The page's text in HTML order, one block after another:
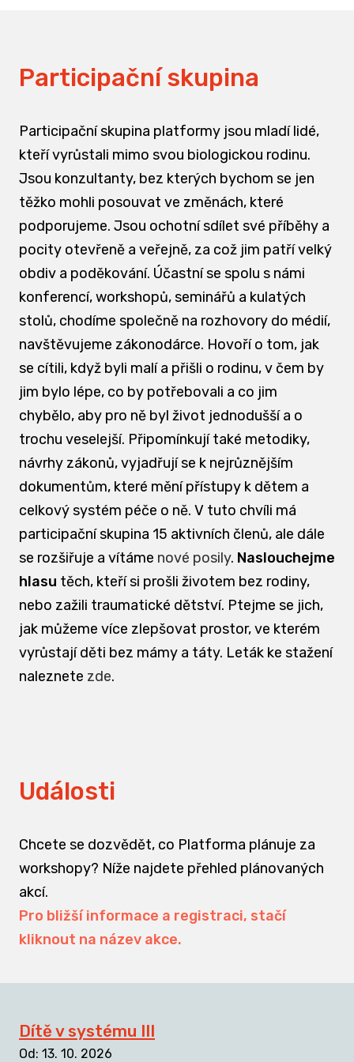
Participační skupina
Participační skupina platformy jsou mladí lidé,
kteří vyrůstali mimo svou biologickou rodinu.
Jsou konzultanty, bez kterých bychom se jen
těžko mohli posouvat ve změnách, které
podporujeme. Jsou ochotní sdílet své příběhy a
pocity otevřeně a veřejně, za což jim patří velký
obdiv a poděkování. Účastní se spolu s námi
konferencí, workshopů, seminářů a kulatých
stolů, chodíme společně na rozhovory do médií,
navštěvujeme zákonodárce. Hovoří o tom, jak
se cítili, když byli malí a přišli o rodinu, v čem by
jim bylo lépe, co by potřebovali a co jim
chybělo, aby pro ně byl život jednodušší a o
trochu veselejší. Připomínkují také metodiky,
návrhy zákonů, vyjadřují se k nejrůznějším
dokumentům, které mění přístupy k dětem a
celkový systém péče o ně. V tuto chvíli má
participační skupina 15 aktivních členů, ale dále
se rozšiřuje a vítáme nové posily. Naslouchejme
hlasu těch, kteří si prošli životem bez rodiny,
nebo zažili traumatické dětství. Ptejme se jich,
jak můžeme více zlepšovat prostor, ve kterém
vyrůstají děti bez mámy a táty. Leták ke stažení
naleznete zde.
Události
Chcete se dozvědět, co Platforma plánuje za
workshopy? Níže najdete přehled plánovaných
akcí.
Pro bližší informace a registraci, stačí
kliknout na název akce.
Dítě v systému III
Od: 13. 10. 2026